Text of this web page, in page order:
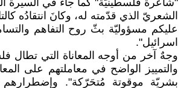
"شاعرة فلسطينيّة" كما جاء في السيرة
الشعريّ الذي قدّمته له، وكانَ انتقادُه
عليكم مسؤوليّة بثّ روح التفاهم
اسرائيل".
وجهٌ آخر من أوجه المعاناة التي تطال
والتمييز الواضح في معاملتهم على
بشريّة موقوتة مُتحَرّكة". وإضطرارهم